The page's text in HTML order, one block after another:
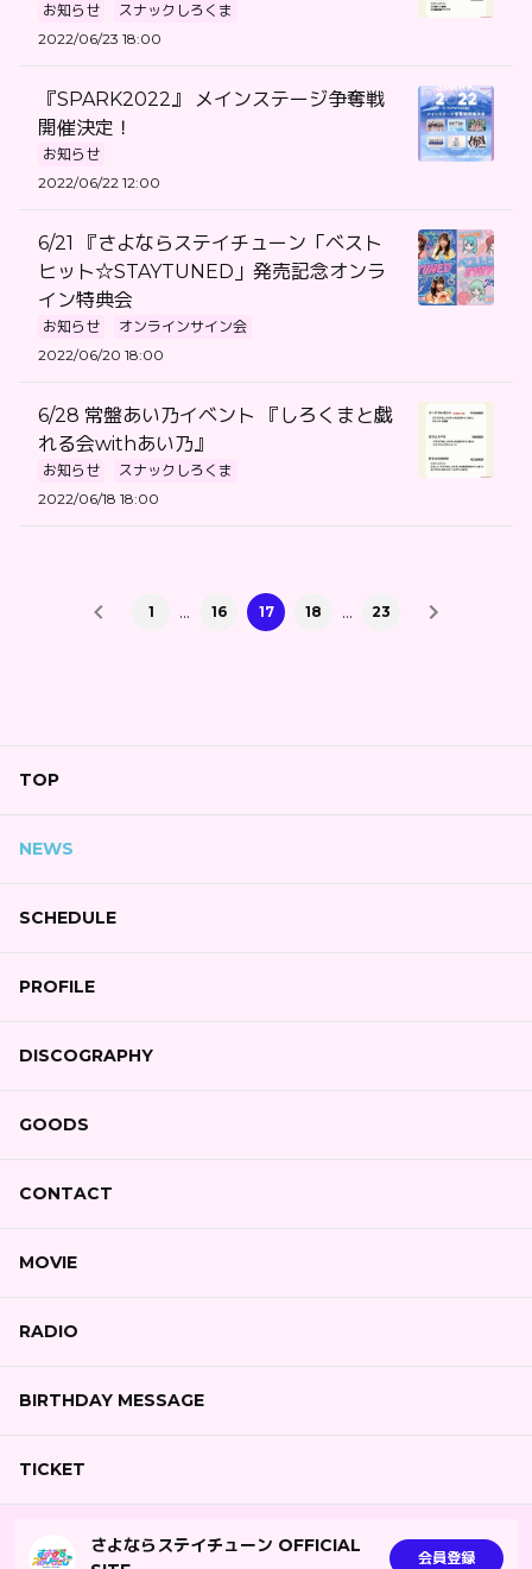
お知らせ
スナックしろくま
2022/06/23 18:00
『SPARK2022』 メインステージ争奪戦
開催決定！
お知らせ
2022/06/22 12:00
6/21 『さよならステイチューン「ベスト
ヒット☆STAYTUNED」発売記念オンラ
イン特典会
お知らせ
オンラインサイン会
2022/06/20 18:00
6/28 常盤あい乃イベント 『しろくまと戯
れる会withあい乃』
お知らせ
スナックしろくま
2022/06/18 18:00
1 … 16 17 18 … 23
TOP
NEWS
SCHEDULE
PROFILE
DISCOGRAPHY
GOODS
CONTACT
MOVIE
RADIO
BIRTHDAY MESSAGE
TICKET
さよならステイチューン OFFICIAL
会員登録